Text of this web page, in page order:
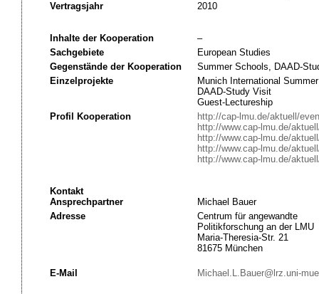
Vertragsjahr
2010
Inhalte der Kooperation
–
Sachgebiete
European Studies
Gegenstände der Kooperation
Summer Schools, DAAD-
Einzelprojekte
Munich International
DAAD-Study Visit
Guest-Lectureship
Profil Kooperation
http://cap-lmu.de/aktuell/
http://www.cap-lmu.de/
http://www.cap-lmu.de/
http://www.cap-lmu.de/
http://www.cap-lmu.de/
Kontakt
Ansprechpartner
Michael Bauer
Adresse
Centrum für angewandte
Politikforschung an der LMU
Maria-Theresia-Str. 21
81675 München
E-Mail Michael.L.Bauer@lrz.uni-